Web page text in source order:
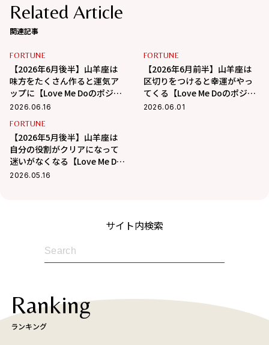
Related Article
関連記事
FORTUNE
【2026年6月後半】山羊座は
味方をたくさん作ると運気ア
ップに【Love Me Doのポジテ
ィブ星座占い】
2026.06.16
FORTUNE
【2026年6月前半】山羊座は
区切りをつけると幸運がやっ
てくる【Love Me Doのポジテ
ィブ星座占い】
2026.06.01
FORTUNE
【2026年5月後半】山羊座は
自分の役割がクリアになって
迷いがなくなる【Love Me Do
のポジティブ星座占い】
2026.05.16
サイト内検索
Ranking
ランキング